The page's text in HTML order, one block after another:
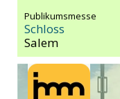
Publikumsmesse
Schloss
Salem